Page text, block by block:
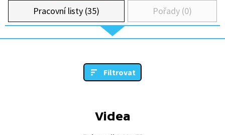
Pracovní listy (35) Pořady (0)
Filtrovat
Videa